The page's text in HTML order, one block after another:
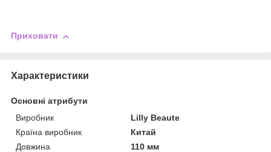
Приховати
Характеристики
Основні атрибути
Виробник
Lilly Beaute
Країна виробник
Китай
Довжина
110 мм